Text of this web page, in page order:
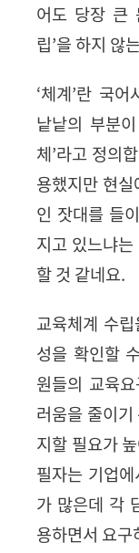
어도 당장 큰
립’을 하지 않
‘체계’란 국어
낱낱의 부분
체’라고 정의
용했지만 현
인 잣대를 들
지고 있느냐는
할 것 같네요.
교육체계 수
성을 확인할
원들의 교육
러움을 줄이
지할 필요가
필자는 기업
가 많은데 각
용하면서 요